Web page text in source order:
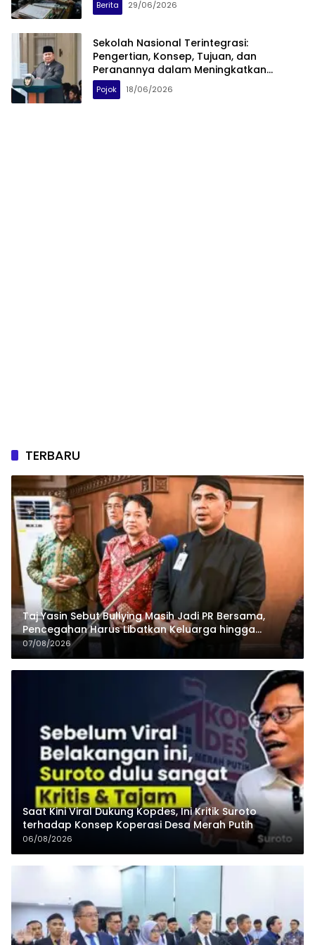
Berita 29/06/2026
Sekolah Nasional Terintegrasi:
Pengertian, Konsep, Tujuan, dan
Peranannya dalam Meningkatkan
Kualitas Pendidikan Indonesia
Pojok 18/06/2026
TERBARU
Taj Yasin Sebut Bullying Masih Jadi PR Bersama,
Pencegahan Harus Libatkan Keluarga hingga
Pesantren
07/08/2026
Saat Kini Viral Dukung Kopdes, Ini Kritik Suroto
terhadap Konsep Koperasi Desa Merah Putih
06/08/2026